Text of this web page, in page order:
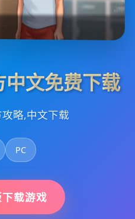
中文免费下载
略,中文下载
PC
载游戏